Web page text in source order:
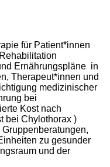
für Patient*innen
Ernährungspläne in
Therapeut*innen und
medizinischer
bei
Kost nach
bei Chylothorax )
zu gesunder
und der